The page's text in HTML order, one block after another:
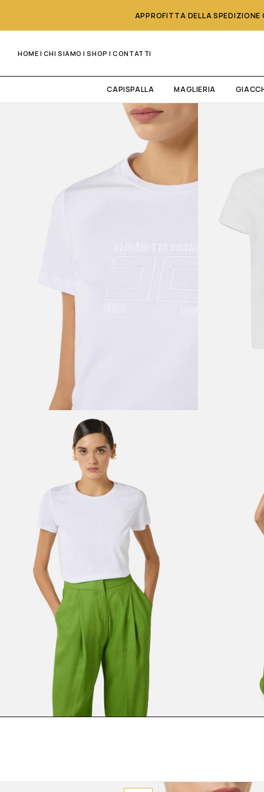
APPROFITTA DELLA
HOME | CHI SIAMO |SHOP |CONTATTI
CAPISPALLA MAGLIERIA